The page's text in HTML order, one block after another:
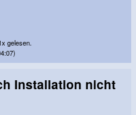
gelesen.
Installation nicht